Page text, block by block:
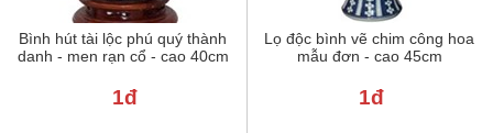
Bình hút tài lộc phú quý thành
danh - men rạn cổ - cao 40cm
1đ
Lọ độc bình vẽ chim công hoa
mẫu đơn - cao 45cm
1đ